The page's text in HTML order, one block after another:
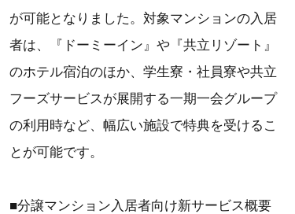
が可能となりました。対象マンションの入居
者は、『ドーミーイン』や『共立リゾート』
のホテル宿泊のほか、学生寮・社員寮や共立
フーズサービスが展開する一期一会グループ
の利用時など、幅広い施設で特典を受けるこ
とが可能です。
■分譲マンション入居者向け新サービス概要